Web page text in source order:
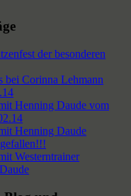
der besonderen
bei Corinna Lehmann
Henning Daude vom
Henning Daude
Westerntrainer